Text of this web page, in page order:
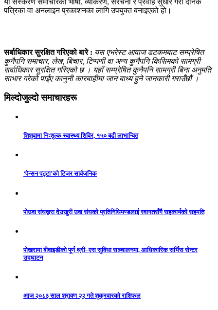
यो संस्करण समाचारको भाषा, व्याकरण, संरचना र प्रवाह सुधार गरी दैनिक
पत्रिका वा अनलाइन प्रकाशनका लागि उपयुक्त बनाइएको हो।
सर्बाधिकार सुरक्षित गरिएको बारे : यस एभरेस्ट आवाज डटकमबाट सम्प्रेषित
कुनैपनि समाचार, लेख, बिचार, टिप्पणी वा अन्य कुनैपनि किसिमको सामग्री
सर्वाधिकार सुरक्षित गरिएको छ । यहाँ सम्प्रेषित कुनैपनि सामग्री बिना अनुमति
साभार गरेको पाईए कानुनी कारबाहीमा जान बाध्य हुने जानकारी गराउँछौं ।
मिल्दोजुल्दो समाचारहरू
शिशुवामा निःशुल्क स्वास्थ्य शिविर, १५० बढी लाभान्वित
‘पेन्सन पट्टा’को टिजर सार्वजनिक
पोउवा संघद्वारा देउखुरी उवा संघको प्रतिनिधिमण्डलाई स्वागतसँगै सहकार्यको सहमति
पोखरामा बीवाइडीको पूर्ण थ्री–एस सुविधा सञ्चालनमा, आधिकारिक सर्भिस सेन्टर
उद्घाटन
आज २०८३ साल श्रावण २२ गते शुक्रवारको राशिफल